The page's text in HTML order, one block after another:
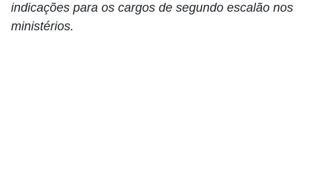
indicações para os cargos de segundo escalão nos
ministérios.